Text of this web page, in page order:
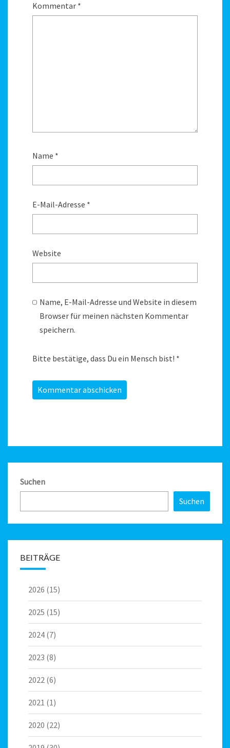
Kommentar *
Name *
E-Mail-Adresse *
Website
Name, E-Mail-Adresse und Website in diesem
Browser für meinen nächsten Kommentar
speichern.
Bitte bestätige, dass Du ein Mensch bist! *
Suchen
Suchen
BEITRÄGE
2026 (15)
2025 (15)
2024 (7)
2023 (8)
2022 (6)
2021 (1)
2020 (22)